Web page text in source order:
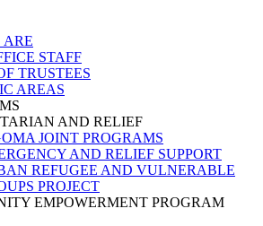
ARE
STAFF
TRUSTEES
AREAS
AND RELIEF
JOINT PROGRAMS
AND RELIEF SUPPORT
REFUGEE AND VULNERABLE
PROJECT
EMPOWERMENT PROGRAM